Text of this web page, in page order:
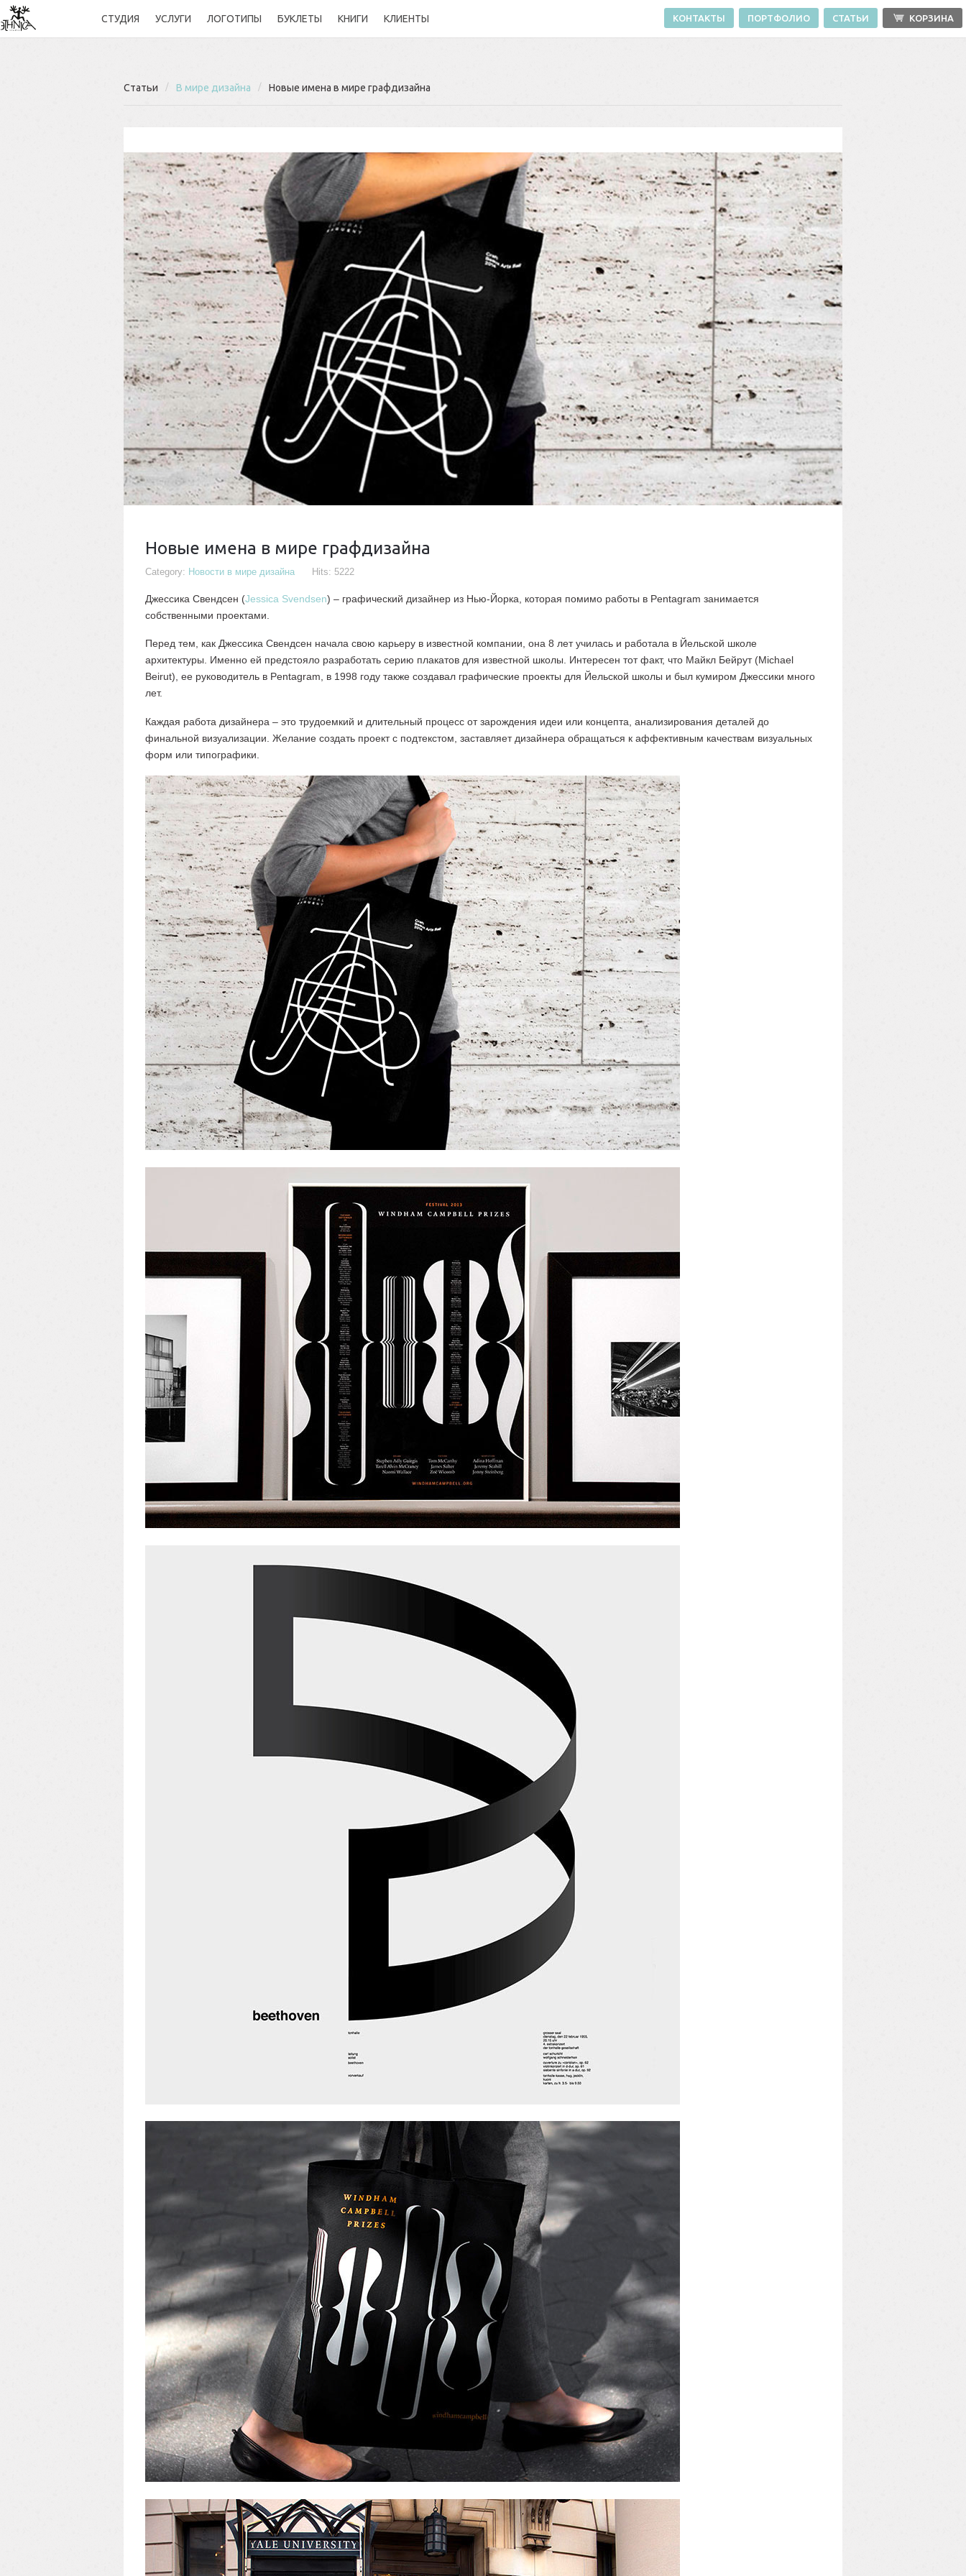
КОРЗИНА
СТАТЬИ
СТУДИЯ УСЛУГИ ЛОГОТИПЫ БУКЛЕТЫ КНИГИ КЛИЕНТЫ ПОРТФОЛИО
КОНТАКТЫ
Статьи / В мире дизайна / Новые имена в мире графдизайна
Новые имена в мире графдизайна
Category: Новости в мире дизайна Hits: 5222
Джессика Свендсен (Jessica Svendsen) – графический дизайнер из Нью-Йорка, которая помимо работы в Pentagram занимается
собственными проектами.
Перед тем, как Джессика Свендсен начала свою карьеру в известной компании, она 8 лет училась и работала в Йельской школе
архитектуры. Именно ей предстояло разработать серию плакатов для известной школы. Интересен тот факт, что Майкл Бейрут (Michael
Beirut), ее руководитель в Pentagram, в 1998 году также создавал графические проекты для Йельской школы и был кумиром Джессики много
лет.
Каждая работа дизайнера – это трудоемкий и длительный процесс от зарождения идеи или концепта, анализирования деталей до
финальной визуализации. Желание создать проект с подтекстом, заставляет дизайнера обращаться к аффективным качествам визуальных
форм или типографики.